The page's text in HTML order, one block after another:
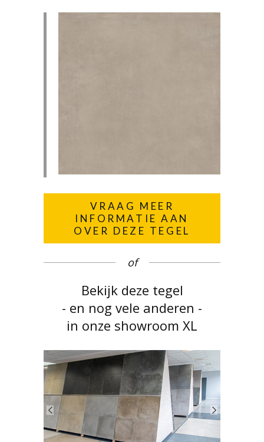
VRAAG MEER
INFORMATIE AAN
OVER DEZE TEGEL
of
Bekijk deze tegel
- en nog vele anderen -
in onze showroom XL